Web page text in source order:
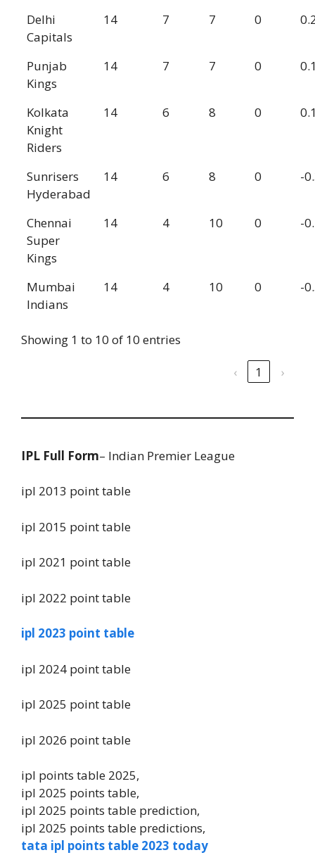
Delhi
Capitals
14 7 7 0
Punjab
Kings
14 7 7 0
Kolkata
Knight
Riders
14 6 8 0
Sunrisers
Hyderabad
14 6 8 0 -
Chennai
Super
Kings
14 4 10 0 -
Mumbai
Indians
14 4 10 0 -
Showing 1 to 10 of 10 entries
‹
1 ›
IPL Full Form– Indian Premier League
ipl 2013 point table
ipl 2015 point table
ipl 2021 point table
ipl 2022 point table
ipl 2023 point table
ipl 2024 point table
ipl 2025 point table
ipl 2026 point table
ipl points table 2025,
ipl 2025 points table,
ipl 2025 points table prediction,
ipl 2025 points table predictions,
tata ipl points table 2023 today